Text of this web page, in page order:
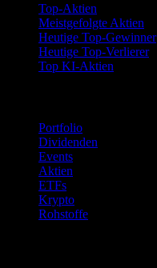
Top-Aktien
Meistgefolgte Aktien
Heutige Top-Gewinner
Heutige Top-Verlierer
Top KI-Aktien
Portfolio
Dividenden
Events
Aktien
ETFs
Krypto
Rohstoffe